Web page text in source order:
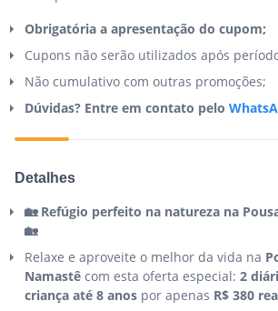
Obrigatória a apresentação do cupom;
Cupons não serão utilizados após
Não cumulativo com outras promoções;
Dúvidas? Entre em contato pelo
Detalhes
🏡 Refúgio perfeito na natureza na
🏡
Relaxe e aproveite o melhor da vida na
Namastê com esta oferta especial: 2
criança até 8 anos por apenas R$ 380